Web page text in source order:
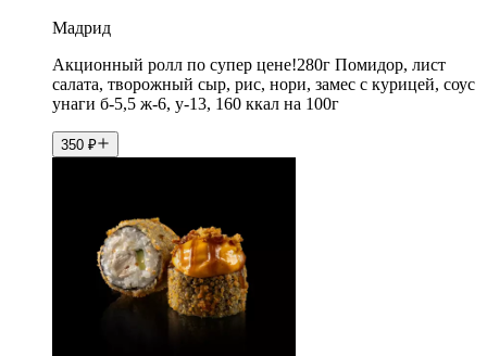
Мадрид
Акционный ролл по супер цене!280г Помидор, лист
салата, творожный сыр, рис, нори, замес с курицей, соус
унаги б-5,5 ж-6, у-13, 160 ккал на 100г
350 ₽